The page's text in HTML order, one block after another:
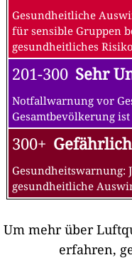
Gesundheitliche
für sensible Gruppen
gesundheitliches
201-300 Sehr
Notfallwarnung vor
Gesamtbevölkerung
300+ Gefährlich
Gesundheitswarnung:
gesundheitliche
Um mehr über
erfahren,